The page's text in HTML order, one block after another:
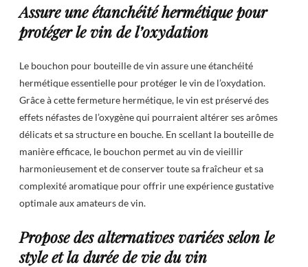
Assure une étanchéité hermétique pour
protéger le vin de l’oxydation
Le bouchon pour bouteille de vin assure une étanchéité
hermétique essentielle pour protéger le vin de l’oxydation.
Grâce à cette fermeture hermétique, le vin est préservé des
effets néfastes de l’oxygène qui pourraient altérer ses arômes
délicats et sa structure en bouche. En scellant la bouteille de
manière efficace, le bouchon permet au vin de vieillir
harmonieusement et de conserver toute sa fraîcheur et sa
complexité aromatique pour offrir une expérience gustative
optimale aux amateurs de vin.
Propose des alternatives variées selon le
style et la durée de vie du vin